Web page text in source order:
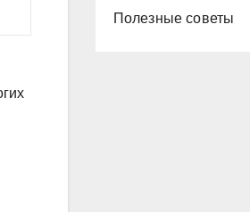
Полезные советы